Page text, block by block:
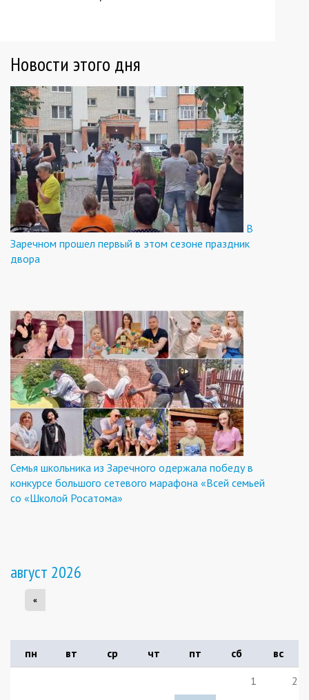
Новости этого дня
В
Заречном прошел первый в этом сезоне праздник
двора
Семья школьника из Заречного одержала победу в
конкурсе большого сетевого марафона «Всей семьей
со «Школой Росатома»
август 2026
«
пн вт ср чт пт сб
вс
1
2